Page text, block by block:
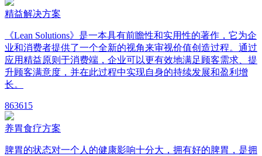
精益解决方案
《Lean Solutions》是一本具有前瞻性和实用性的著作，它为企
业和消费者提供了一个全新的视角来审视价值创造过程。通过
应用精益原则于消费端，企业可以更有效地满足顾客需求、提
升顾客满意度，并在此过程中实现自身的持续发展和盈利增
长。
863615
养胃食疗方案
脾胃的状态对一个人的健康影响十分大，拥有好的脾胃，是拥